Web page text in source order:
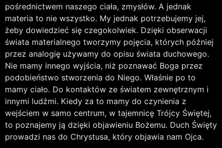
pośrednictwem naszego ciała, zmysłów. A jednak
materia to nie wszystko. My jednak potrzebujemy jej,
żeby dowiedzieć się czegokolwiek. Dzięki obserwacji
świata materialnego tworzymy pojęcia, których później
przez analogię używamy do opisu świata duchowego.
Nie mamy innego wyjścia, niż poznawać Boga przez
podobieństwo stworzenia do Niego. Właśnie po to
mamy ciało. Do kontaktów ze światem zewnętrznym i
innymi ludźmi. Kiedy za to mamy do czynienia z
wejściem w samo centrum, w tajemnicę Trójcy Świętej,
to poznajemy ją dzięki objawieniu Bożemu. Duch Święty
prowadzi nas do Chrystusa, który objawia nam Ojca.